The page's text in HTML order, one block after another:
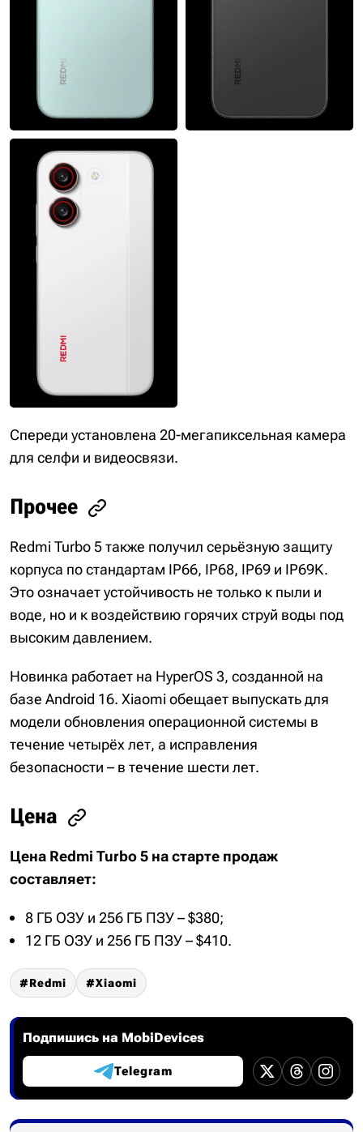
Спереди установлена 20-мегапиксельная камера
для селфи и видеосвязи.
Прочее
Redmi Turbo 5 также получил серьёзную защиту
корпуса по стандартам IP66, IP68, IP69 и IP69K.
Это означает устойчивость не только к пыли и
воде, но и к воздействию горячих струй воды под
высоким давлением.
Новинка работает на HyperOS 3, созданной на
базе Android 16. Xiaomi обещает выпускать для
модели обновления операционной системы в
течение четырёх лет, а исправления
безопасности – в течение шести лет.
Цена
Цена Redmi Turbo 5 на старте продаж
составляет:
8 ГБ ОЗУ и 256 ГБ ПЗУ – $380;
12 ГБ ОЗУ и 256 ГБ ПЗУ – $410.
Redmi Xiaomi
Подпишись на MobiDevices
Telegram